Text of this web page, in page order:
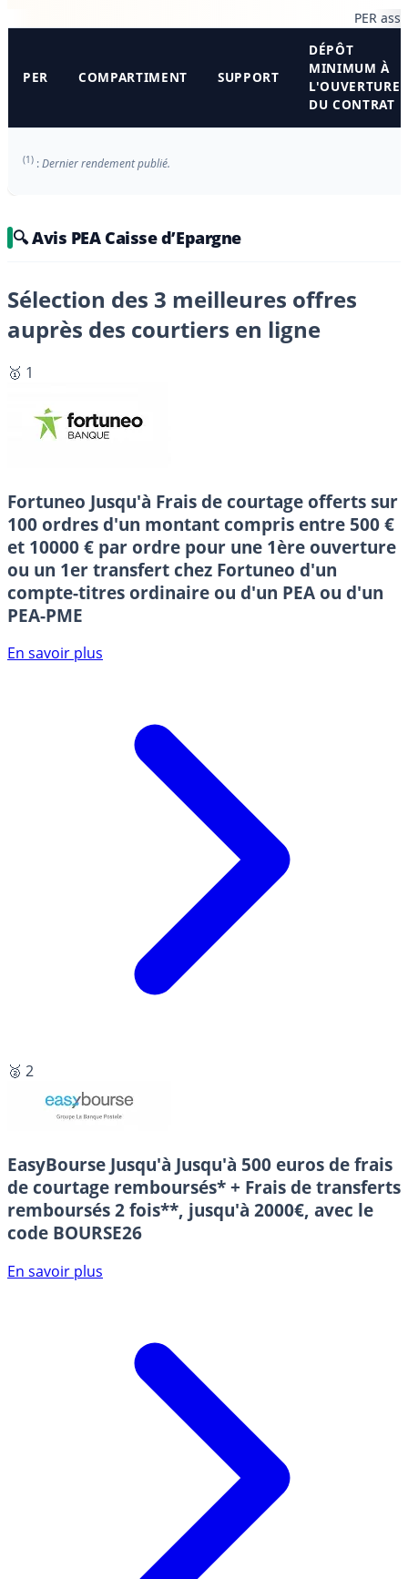
PER
PER COMPARTIMENT SUPPORT
DÉPÔT
MINIMUM À
L'OUVERTURE
DU CONTRAT
(1) :Dernier rendement publié.
🔍 Avis PEA Caisse d’Epargne
Sélection des 3 meilleures offres
auprès des courtiers en ligne
🥇 1
Fortuneo Jusqu'à Frais de courtage offerts sur
100 ordres d'un montant compris entre 500 €
et 10000 € par ordre pour une 1ère ouverture
ou un 1er transfert chez Fortuneo d'un
compte-titres ordinaire ou d'un PEA ou d'un
PEA-PME
En savoir plus
🥈 2
EasyBourse Jusqu'à Jusqu'à 500 euros de frais
de courtage remboursés* + Frais de transferts
remboursés 2 fois**, jusqu'à 2000€, avec le
code BOURSE26
En savoir plus